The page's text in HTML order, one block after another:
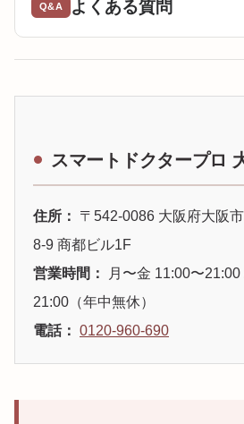
よくある質問
スマートドクタープロ
住所：
〒542-0086 大阪府大阪
8-9 商都ビル1F
営業時間：
月〜金 11:00〜
21:00（年中無休）
電話： 0120-960-690